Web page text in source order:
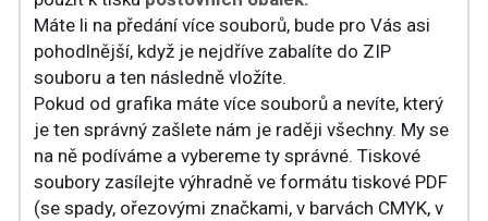
Máte li na předání více souborů, bude pro Vás asi
pohodlnější, když je nejdříve zabalíte do ZIP
souboru a ten následně vložíte.
Pokud od grafika máte více souborů a nevíte, který
je ten správný zašlete nám je raději všechny. My se
na ně podíváme a vybereme ty správné. Tiskové
soubory zasílejte výhradně ve formátu tiskové PDF
(se spady, ořezovými značkami, v barvách CMYK, v